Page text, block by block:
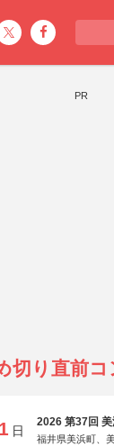
PR
切り直前コ
日
2026 第37回
福井県美浜町、